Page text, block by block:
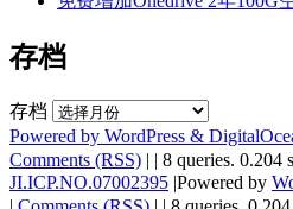
存档
存档
Powered by WordPress &
Comments (RSS) | | 8 queries. 0.204
JI.ICP.NO.07002395 |Powered by